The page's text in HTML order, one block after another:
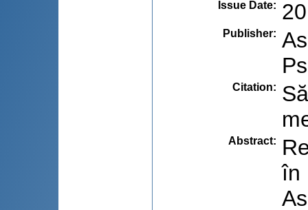
Issue Date:
Publisher:
Citation:
Abstract:
în